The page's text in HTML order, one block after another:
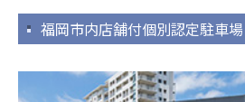
福岡市内店舗付個別認定駐車場